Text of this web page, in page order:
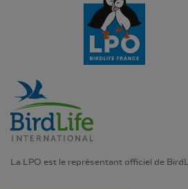
La LPO est le représentant officiel de